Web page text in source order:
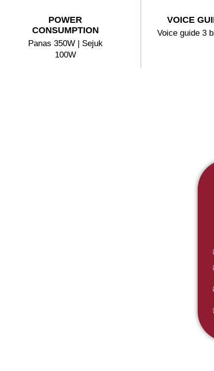
POWER
CONSUMPTION
Panas 350W | Sejuk
100W
VOICE
Voice guide 3